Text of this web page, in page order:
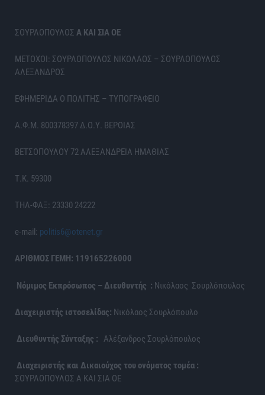
ΣΟΥΡΛΟΠΟΥΛΟΣ Α ΚΑΙ ΣΙΑ ΟΕ
ΜΕΤΟΧΟΙ: ΣΟΥΡΛΟΠΟΥΛΟΣ ΝΙΚΟΛΑΟΣ – ΣΟΥΡΛΟΠΟΥΛΟΣ
ΑΛΕΞΑΝΔΡΟΣ
ΕΦΗΜΕΡΙΔΑ Ο ΠΟΛΙΤΗΣ – ΤΥΠΟΓΡΑΦΕΙΟ
Α.Φ.Μ. 800378397 Δ.Ο.Υ. ΒΕΡΟΙΑΣ
ΒΕΤΣΟΠΟΥΛΟΥ 72 ΑΛΕΞΑΝΔΡΕΙΑ ΗΜΑΘΙΑΣ
Τ.Κ. 59300
ΤΗΛ-ΦΑΞ: 23330 24222
e-mail: politis6@otenet.gr
ΑΡΙΘΜΟΣ ΓΕΜΗ: 119165226000
Νόμιμος Εκπρόσωπος – Διευθυντής : Νικόλαος Σουρλόπουλος
Διαχειριστής ιστοσελίδας: Νικόλαος Σουρλόπουλο
Διευθυντής Σύνταξης : Αλέξανδρος Σουρλόπουλος
Διαχειριστής και Δικαιούχος του ονόματος τομέα :
ΣΟΥΡΛΟΠΟΥΛΟΣ Α ΚΑΙ ΣΙΑ ΟΕ